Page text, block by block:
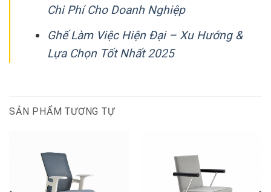
Chi Phí Cho Doanh Nghiệp
Ghế Làm Việc Hiện Đại – Xu Hướng &
Lựa Chọn Tốt Nhất 2025
SẢN PHẨM TƯƠNG TỰ